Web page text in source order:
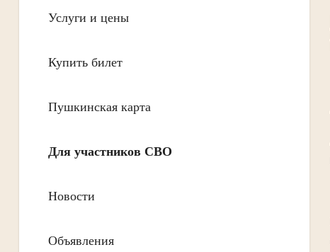
Услуги и цены
Купить билет
Пушкинская карта
Для участников СВО
Новости
Объявления